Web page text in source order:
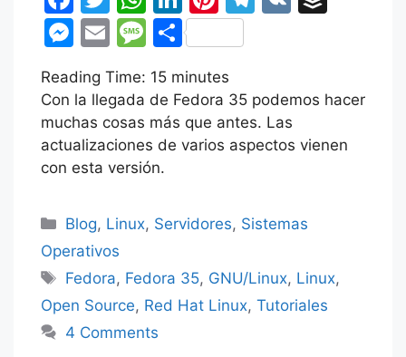
a
c
e
b
o
o
w
itt
er
h
at
s
A
p
p
n
k
e
dI
n
nt
er
e
st
gr
a
m
M
s
s
e
n
er
E
ai
l
M
s
s
a
g
C
m
p
ar
Reading Time: 15 minutes
Con la llegada de Fedora 35 podemos hacer
muchas cosas más que antes. Las
actualizaciones de varios aspectos vienen
con esta versión.
Categorías
Blog, Linux, Servidores, Sistemas
Operativos
Etiquetas
Fedora, Fedora 35, GNU/Linux, Linux,
Open Source, Red Hat Linux, Tutoriales
4 Comments